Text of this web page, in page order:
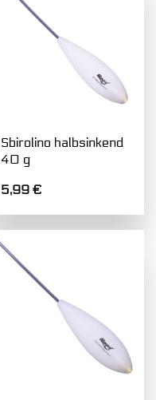
Sbirolino halbsinkend
40 g
5,99€